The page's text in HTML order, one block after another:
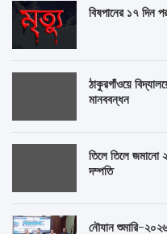
বিষপানের ১৭ দিন
ঠাকুরগাঁওয়ে
মানববন্ধন
তিলে তিলে জমানো
দম্পতি
নৌযান শুমারি-